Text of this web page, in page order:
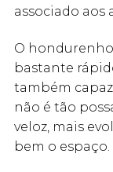
associado aos
O hondurenho
bastante
também
não é tão
veloz, mais
bem o espaço.